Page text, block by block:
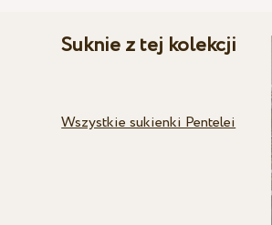
Suknie z tej kolekcji
Wszystkie sukienki Pentelei